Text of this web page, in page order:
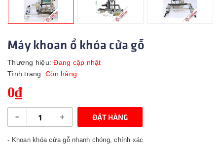
Máy khoan ổ khóa cửa gỗ
Thương hiệu: Đang cập nhật
Tình trạng: Còn hàng
0₫
- + ĐẶT HÀNG
- Khoan khóa cửa gỗ nhanh chóng, chính xác